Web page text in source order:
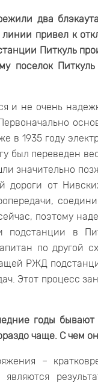
два
привел к
Питкуль
поселок
и не очень
в 1935 году
был переведен
значительно
дороги от
поэтому
подстанции в
по другой
РЖД
Этот процесс
годы
чаще. С чем
–